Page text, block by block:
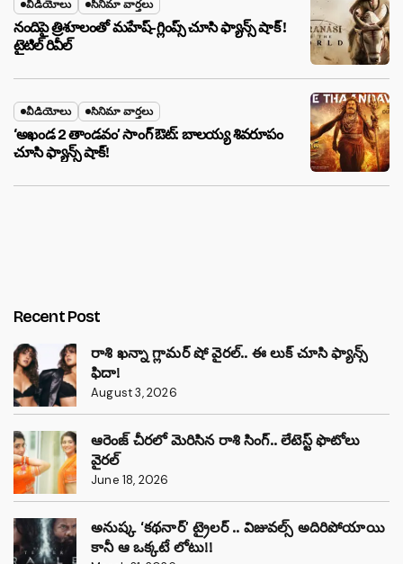
వీడియోలు సినిమా వార్తలు
నందిపై త్రిశూలంతో మహేష్-గ్లింప్స్ చూసి ఫ్యాన్స్ షాక్ !
టైటిల్ రివీల్
వీడియోలు సినిమా వార్తలు
‘అఖండ 2 తాండవం’ సాంగ్ ఔట్: బాలయ్య శివరూపం
చూసి ఫ్యాన్స్ షాక్!
Recent Post
రాశి ఖన్నా గ్లామర్ షో వైరల్.. ఈ లుక్ చూసి ఫ్యాన్స్
ఫిదా!
August 3, 2026
ఆరెంజ్ చీరలో మెరిసిన రాశి సింగ్.. లేటెస్ట్ ఫొటోలు
వైరల్
June 18, 2026
అనుష్క ‘కథనార్’ ట్రైలర్ .. విజువల్స్ అదిరిపోయాయి
కానీ ఆ ఒక్కటే లోటు!!